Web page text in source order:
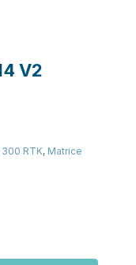
V2
RTK, Matrice